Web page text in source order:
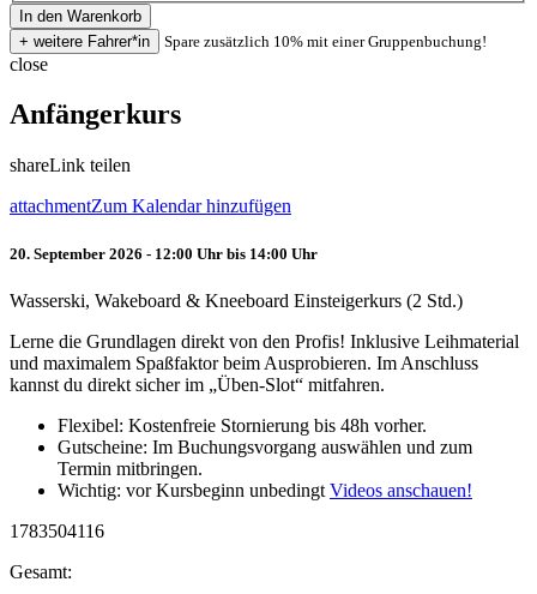
Spare zusätzlich 10% mit einer Gruppenbuchung!
close
Anfängerkurs
shareLink teilen
attachmentZum Kalendar hinzufügen
20. September 2026 - 12:00 Uhr bis 14:00 Uhr
Wasserski, Wakeboard & Kneeboard Einsteigerkurs (2 Std.)
Lerne die Grundlagen direkt von den Profis! Inklusive Leihmaterial
und maximalem Spaßfaktor beim Ausprobieren. Im Anschluss
kannst du direkt sicher im „Üben-Slot“ mitfahren.
Flexibel: Kostenfreie Stornierung bis 48h vorher.
Gutscheine: Im Buchungsvorgang auswählen und zum
Termin mitbringen.
Wichtig: vor Kursbeginn unbedingt Videos anschauen!
1783504116
Gesamt: